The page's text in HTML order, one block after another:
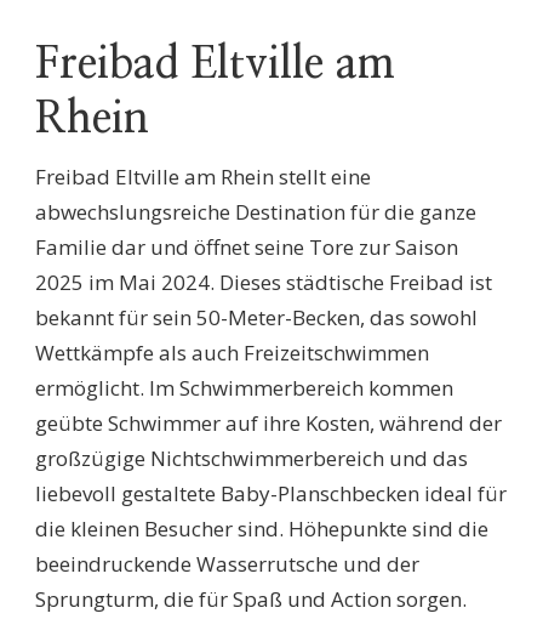
Freibad Eltville am
Rhein
Freibad Eltville am Rhein stellt eine
abwechslungsreiche Destination für die ganze
Familie dar und öffnet seine Tore zur Saison
2025 im Mai 2024. Dieses städtische Freibad ist
bekannt für sein 50-Meter-Becken, das sowohl
Wettkämpfe als auch Freizeitschwimmen
ermöglicht. Im Schwimmerbereich kommen
geübte Schwimmer auf ihre Kosten, während der
großzügige Nichtschwimmerbereich und das
liebevoll gestaltete Baby-Planschbecken ideal für
die kleinen Besucher sind. Höhepunkte sind die
beeindruckende Wasserrutsche und der
Sprungturm, die für Spaß und Action sorgen.